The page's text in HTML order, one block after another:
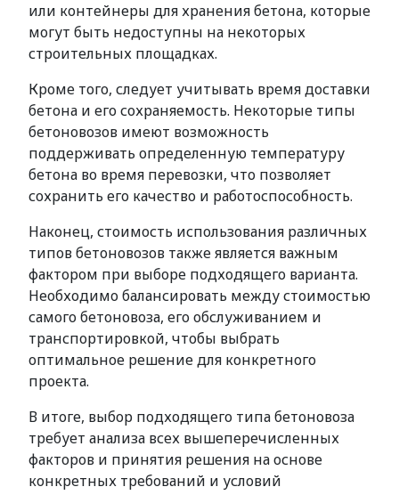
или контейнеры для хранения бетона, которые
могут быть недоступны на некоторых
строительных площадках.
Кроме того, следует учитывать время доставки
бетона и его сохраняемость. Некоторые типы
бетоновозов имеют возможность
поддерживать определенную температуру
бетона во время перевозки, что позволяет
сохранить его качество и работоспособность.
Наконец, стоимость использования различных
типов бетоновозов также является важным
фактором при выборе подходящего варианта.
Необходимо балансировать между стоимостью
самого бетоновоза, его обслуживанием и
транспортировкой, чтобы выбрать
оптимальное решение для конкретного
проекта.
В итоге, выбор подходящего типа бетоновоза
требует анализа всех вышеперечисленных
факторов и принятия решения на основе
конкретных требований и условий